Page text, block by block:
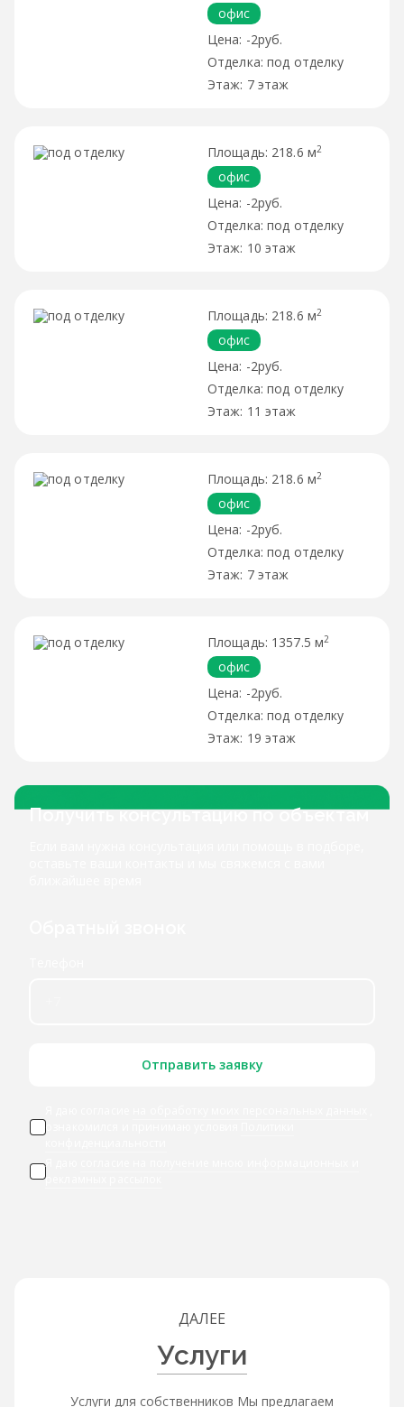
офис
-2руб.
под отделку
7 этаж
218.6 м2
офис
-2руб.
под отделку
10 этаж
218.6 м2
офис
-2руб.
под отделку
11 этаж
218.6 м2
офис
-2руб.
под отделку
7 этаж
1357.5 м2
офис
-2руб.
под отделку
19 этаж
Получить консультацию по объектам
Отправить заявку
ознакомился и принимаю условия
Я даю
рекламных рассылок
ДАЛЕЕ
Услуги
Услуги для собственников Мы предлагаем